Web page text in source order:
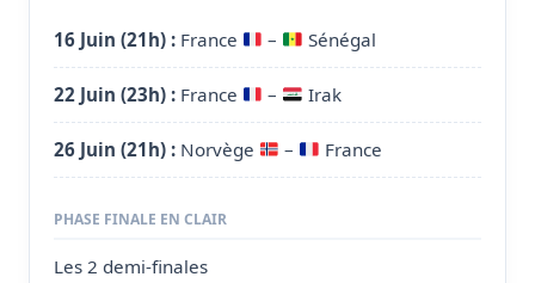
16 Juin (21h) : France – Sénégal
22 Juin (23h) : France – Irak
26 Juin (21h) : Norvège – France
PHASE FINALE EN CLAIR
Les 2 demi-finales